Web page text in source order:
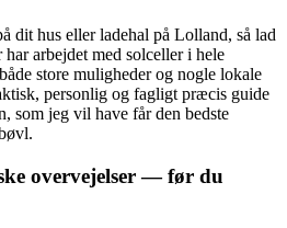
dit hus eller ladehal på Lolland, så lad
arbejdet med solceller i hele
store muligheder og nogle lokale
personlig og fagligt præcis guide
som jeg vil have får den bedste
overvejelser — før du